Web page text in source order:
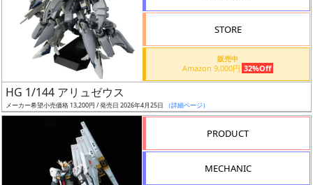
況
売
STORE
販売中
Amazon 9,000円 32%Off
HG 1/144 アリュゼウス
メーカー希望小売価格 13,200円 / 発売日 2026年4月25日 （詳細ページ）
PRODUCT
MECHANIC